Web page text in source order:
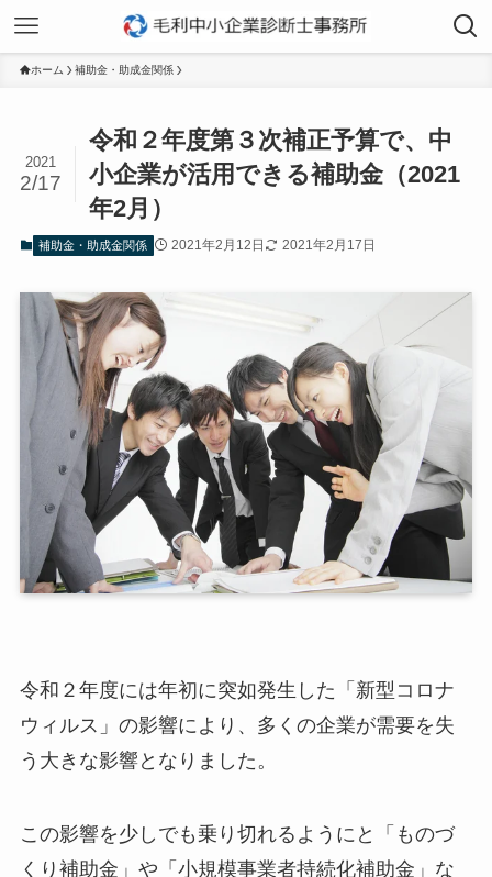
ホーム 補助金・助成金関係
令和２年度第３次補正予算で、中
小企業が活用できる補助金（2021
年2月）
2021
2/17
補助金・助成金関係 2021年2月12日 2021年2月17日
令和２年度には年初に突如発生した「新型コロナ
ウィルス」の影響により、多くの企業が需要を失
う大きな影響となりました。
この影響を少しでも乗り切れるようにと「ものづ
くり補助金」や「小規模事業者持続化補助金」な